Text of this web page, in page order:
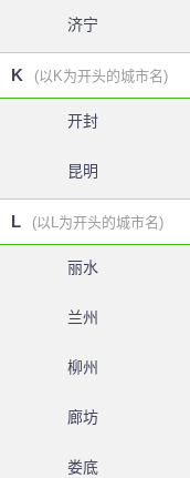
济宁
K (以K为开头的城市名)
开封
昆明
L (以L为开头的城市名)
丽水
兰州
柳州
廊坊
娄底